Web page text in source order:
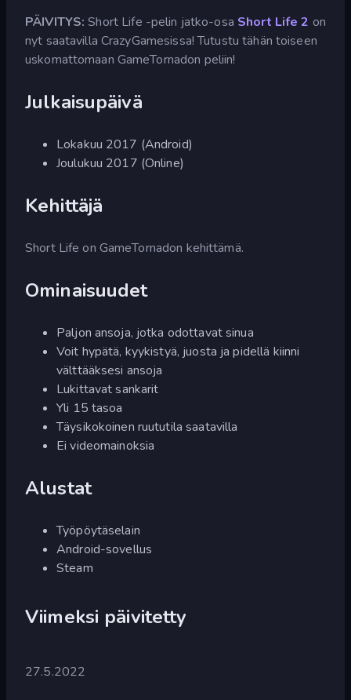
PÄIVITYS: Short Life -pelin jatko-osa Short Life 2 on
nyt saatavilla CrazyGamesissa! Tutustu tähän toiseen
uskomattomaan GameTornadon peliin!
Julkaisupäivä
Lokakuu 2017 (Android)
Joulukuu 2017 (Online)
Kehittäjä
Short Life on GameTornadon kehittämä.
Ominaisuudet
Paljon ansoja, jotka odottavat sinua
Voit hypätä, kyykistyä, juosta ja pidellä kiinni
välttääksesi ansoja
Lukittavat sankarit
Yli 15 tasoa
Täysikokoinen ruututila saatavilla
Ei videomainoksia
Alustat
Työpöytäselain
Android-sovellus
Steam
Viimeksi päivitetty
27.5.2022